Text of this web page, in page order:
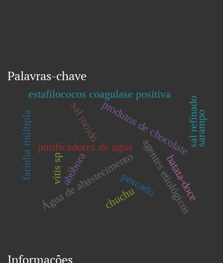
Palavras-chave
pescadoagentes etiológicos
purificadores de água
Água de abastecimento
produtos de chocolatesal refinado
sal moído
estafilococos coagulase positiva
abóbora
chuchu batata-doce
vitis sp
farinha múltipla sarampo
Informações